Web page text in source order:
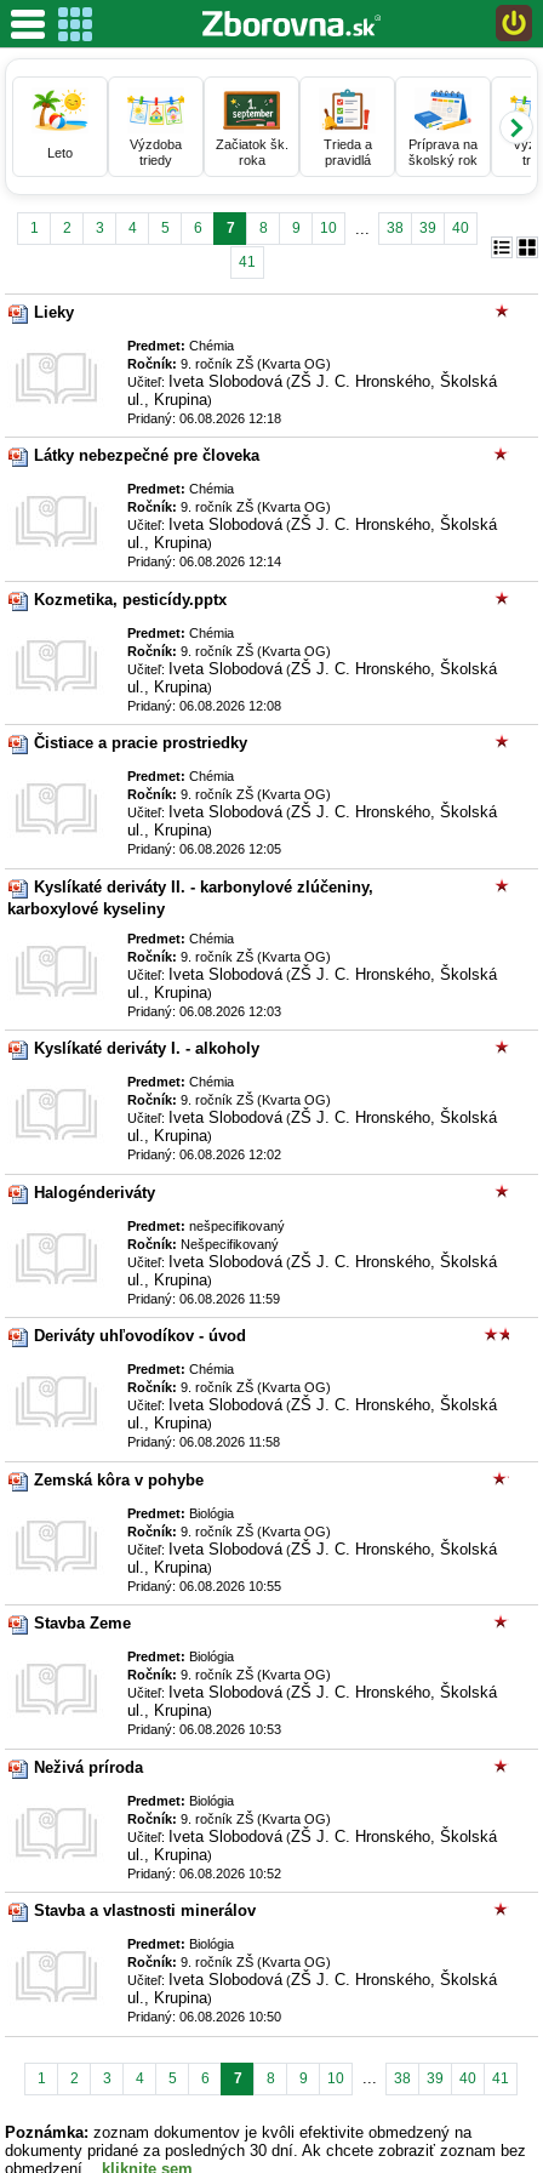
Objavte viac z Knižnice
Sezónne
Vybrané pre
Neobjavený
Naj dokumenty
Predmet
Ročník
Príspevok
Filter
RSS pre tento výber
Pridaj dokument
Mapa voľných pracovných pozícií
Leaflet| Map data ©OpenStreetMap
Leto
Výzdoba
triedy
Začiatok šk.
roka
Trieda a
pravidlá
Príprava na
školský rok
1 2 3 4 5 6 7 8 9 10 38 39
40
41
Lieky
Predmet: Chémia
Ročník: 9. ročník ZŠ (Kvarta OG)
Učiteľ: Iveta Slobodová (ZŠ J. C. Hronského, Školská
ul., Krupina)
Pridaný: 06.08.2026 12:18
Látky nebezpečné pre človeka
Predmet: Chémia
Ročník: 9. ročník ZŠ (Kvarta OG)
Učiteľ:
Iveta Slobodová (ZŠ J. C. Hronského, Školská
ul., Krupina)
Pridaný: 06.08.2026 12:14
Kozmetika, pesticídy.pptx
Predmet: Chémia
Ročník: 9. ročník ZŠ (Kvarta OG)
Učiteľ: Iveta Slobodová (ZŠ J. C. Hronského, Školská
ul., Krupina)
Pridaný: 06.08.2026 12:08
Čistiace a pracie prostriedky
Predmet: Chémia
Ročník: 9. ročník ZŠ (Kvarta OG)
Učiteľ:
Iveta Slobodová (ZŠ J. C. Hronského, Školská
ul., Krupina)
Pridaný: 06.08.2026 12:05
Kyslíkaté deriváty II. - karbonylové zlúčeniny,
karboxylové kyseliny
Predmet: Chémia
Ročník: 9. ročník ZŠ (Kvarta OG)
Učiteľ: Iveta Slobodová (ZŠ J. C. Hronského, Školská
ul., Krupina)
Pridaný: 06.08.2026 12:03
Kyslíkaté deriváty I. - alkoholy
Predmet: Chémia
Ročník: 9. ročník ZŠ (Kvarta OG)
Učiteľ:
Iveta Slobodová (ZŠ J. C. Hronského, Školská
ul., Krupina)
Pridaný: 06.08.2026 12:02
Halogénderiváty
Predmet: nešpecifikovaný
Ročník: Nešpecifikovaný
Učiteľ: Iveta Slobodová (ZŠ J. C. Hronského, Školská
ul., Krupina)
Pridaný: 06.08.2026 11:59
Deriváty uhľovodíkov - úvod
Predmet: Chémia
Ročník: 9. ročník ZŠ (Kvarta OG)
Učiteľ:
Iveta Slobodová (ZŠ J. C. Hronského, Školská
ul., Krupina)
Pridaný: 06.08.2026 11:58
Zemská kôra v pohybe
Predmet: Biológia
Ročník: 9. ročník ZŠ (Kvarta OG)
Učiteľ: Iveta Slobodová (ZŠ J. C. Hronského, Školská
ul., Krupina)
Pridaný: 06.08.2026 10:55
Stavba Zeme
Predmet: Biológia
Ročník: 9. ročník ZŠ (Kvarta OG)
Učiteľ:
Iveta Slobodová (ZŠ J. C. Hronského, Školská
ul., Krupina)
Pridaný: 06.08.2026 10:53
Neživá príroda
Predmet: Biológia
Ročník: 9. ročník ZŠ (Kvarta OG)
Učiteľ: Iveta Slobodová (ZŠ J. C. Hronského, Školská
ul., Krupina)
Pridaný: 06.08.2026 10:52
Stavba a vlastnosti minerálov
Predmet: Biológia
Ročník: 9. ročník ZŠ (Kvarta OG)
Učiteľ:
Iveta Slobodová (ZŠ J. C. Hronského, Školská
ul., Krupina)
Pridaný: 06.08.2026 10:50
1 2 3 4 5 6 7 8 9 10 ... 38 39 40 41
Poznámka: zoznam dokumentov je kvôli efektivite obmedzený na
dokumenty pridané za posledných 30 dní. Ak chcete zobraziť zoznam bez
obmedzení
kliknite sem